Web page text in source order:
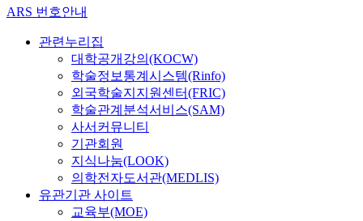
ARS 번호안내
관련누리집
대학공개강의(KOCW)
학술정보통계시스템(Rinfo)
외국학술지지원센터(FRIC)
학술관계분석서비스(SAM)
사서커뮤니티
기관회원
지식나눔(LOOK)
의학전자도서관(MEDLIS)
유관기관 사이트
교육부(MOE)